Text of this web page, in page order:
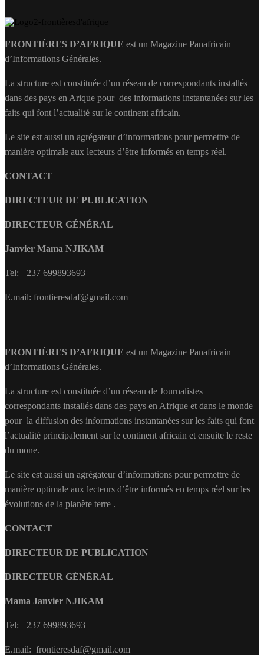
FRONTIÈRES D’AFRIQUE est un Magazine Panafricain
d’Informations Générales.
La structure est constituée d’un réseau de correspondants installés
dans des pays en Arique pour des informations instantanées sur les
faits qui font l’actualité sur le continent africain.
Le site est aussi un agrégateur d’informations pour permettre de
manière optimale aux lecteurs d’être informés en temps réel.
CONTACT
DIRECTEUR DE PUBLICATION
DIRECTEUR GÉNÉRAL
Janvier Mama NJIKAM
Tel: +237 699893693
E.mail: frontieresdaf@gmail.com
FRONTIÈRES D’AFRIQUE est un Magazine Panafricain
d’Informations Générales.
La structure est constituée d’un réseau de Journalistes
correspondants installés dans des pays en Afrique et dans le monde
pour la diffusion des informations instantanées sur les faits qui font
l’actualité principalement sur le continent africain et ensuite le reste
du mone.
Le site est aussi un agrégateur d’informations pour permettre de
manière optimale aux lecteurs d’être informés en temps réel sur les
évolutions de la planète terre .
CONTACT
DIRECTEUR DE PUBLICATION
DIRECTEUR GÉNÉRAL
Mama Janvier NJIKAM
Tel: +237 699893693
E.mail: frontieresdaf@gmail.com